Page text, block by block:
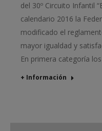
del 30º Circuito Infantil
calendario 2016 la
modificado el
mayor igualdad y
En primera categoría
+ Información